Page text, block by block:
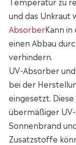
und das Unkraut
AbsorberKann
einen Abbau
verhindern.
UV-Absorber
bei der
eingesetzt.
übermäßiger
Sonnenbrand
Zusatzstoffe